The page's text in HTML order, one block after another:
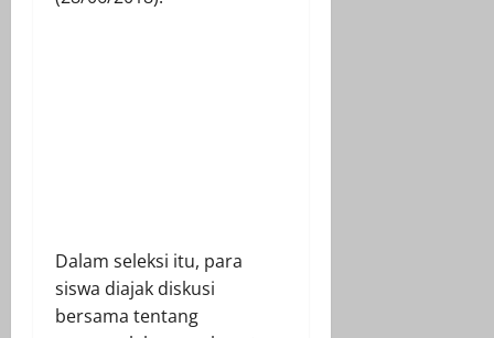
Dalam seleksi itu, para
siswa diajak diskusi
bersama tentang